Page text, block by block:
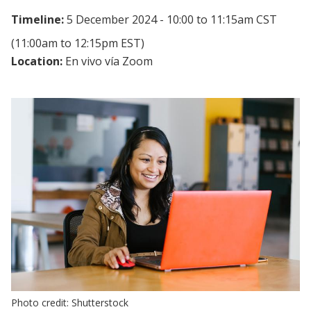
Timeline:5 December 2024 - 10:00 to 11:15am CST
(11:00am to 12:15pm EST)
Location: En vivo vía Zoom
Photo credit: Shutterstock